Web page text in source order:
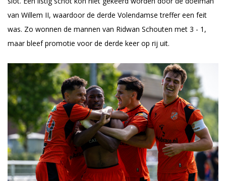
van Willem II, waardoor de derde Volendamse treffer een feit
was. Zo wonnen de mannen van Ridwan Schouten met 3 - 1,
maar bleef promotie voor de derde keer op rij uit.